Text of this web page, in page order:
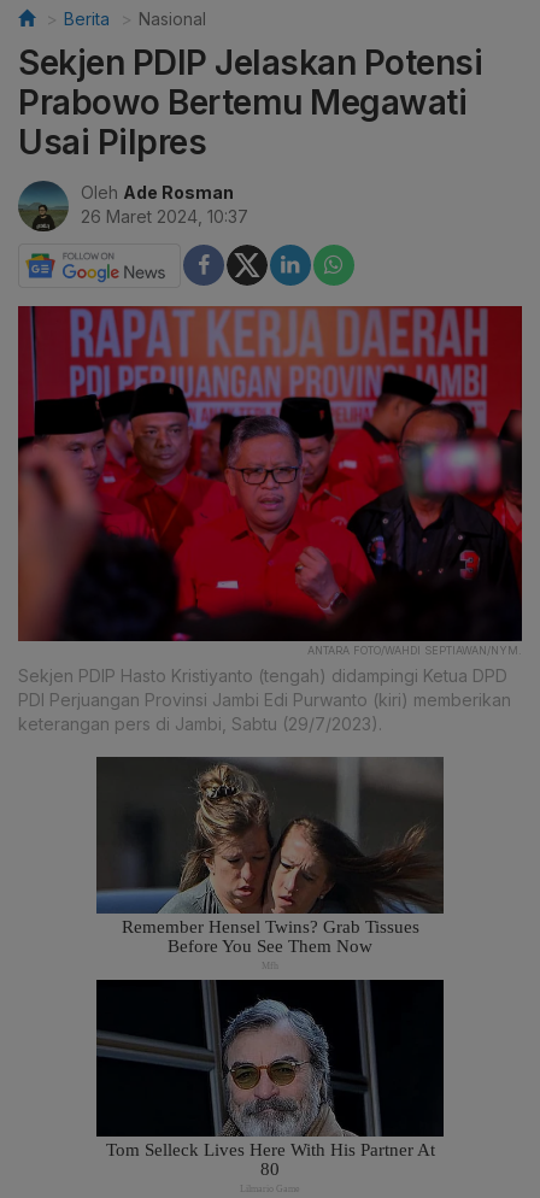
Berita Nasional
Sekjen PDIP Jelaskan Potensi
Prabowo Bertemu Megawati
Usai Pilpres
Oleh Ade Rosman
26 Maret 2024, 10:37
ANTARA FOTO/WAHDI SEPTIAWAN/NYM.
Sekjen PDIP Hasto Kristiyanto (tengah) didampingi Ketua DPD
PDI Perjuangan Provinsi Jambi Edi Purwanto (kiri) memberikan
keterangan pers di Jambi, Sabtu (29/7/2023).